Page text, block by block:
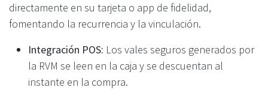
directamente en su tarjeta o app de fidelidad,
fomentando la recurrencia y la vinculación.
Integración POS: Los vales seguros generados por
la RVM se leen en la caja y se descuentan al
instante en la compra.